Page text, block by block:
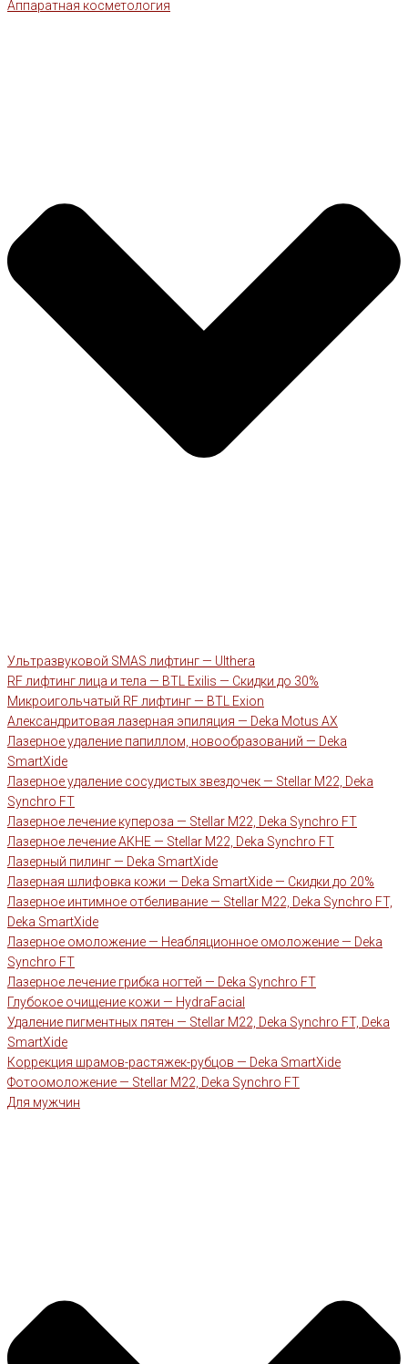
Аппаратная косметология
Ультразвуковой SMAS лифтинг — Ulthera
RF лифтинг лица и тела — BTL Exilis — Скидки до 30%
Микроигольчатый RF лифтинг — BTL Exion
Александритовая лазерная эпиляция — Deka Motus AX
Лазерное удаление папиллом, новообразований — Deka
SmartXide
Лазерное удаление сосудистых звездочек — Stellar M22, Deka
Synchro FT
Лазерное лечение купероза — Stellar M22, Deka Synchro FT
Лазерное лечение АКНЕ — Stellar M22, Deka Synchro FT
Лазерный пилинг — Deka SmartXide
Лазерная шлифовка кожи — Deka SmartXide — Скидки до 20%
Лазерное интимное отбеливание — Stellar M22, Deka Synchro FT,
Deka SmartXide
Лазерное омоложение — Неабляционное омоложение — Deka
Synchro FT
Лазерное лечение грибка ногтей — Deka Synchro FT
Глубокое очищение кожи — HydraFacial
Удаление пигментных пятен — Stellar M22, Deka Synchro FT, Deka
SmartXide
Коррекция шрамов-растяжек-рубцов — Deka SmartXide
Фотоомоложение — Stellar M22, Deka Synchro FT
Для мужчин